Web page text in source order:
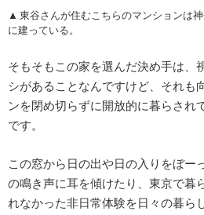
東谷さんが住むこちらのマンションは
に建っている。
そもそもこの家を選んだ決め手は、
シがあることなんですけど、それも
ンを閉め切らずに開放的に暮らされ
です。
この窓から日の出や日の入りをぼー
の鳴き声に耳を傾けたり、東京で暮
れなかった非日常体験を日々の暮ら